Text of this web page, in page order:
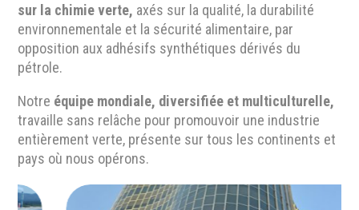
sur la chimie verte, axés sur la qualité, la durabilité
environnementale et la sécurité alimentaire, par
opposition aux adhésifs synthétiques dérivés du
pétrole.
Notre équipe mondiale, diversifiée et multiculturelle,
travaille sans relâche pour promouvoir une industrie
entièrement verte, présente sur tous les continents et
pays où nous opérons.